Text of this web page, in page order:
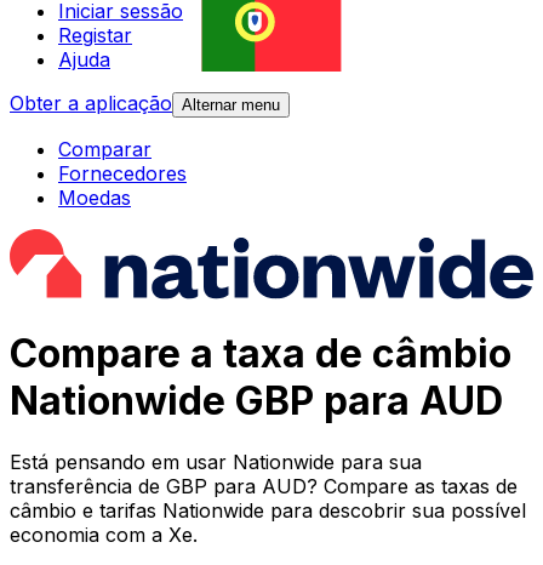
Iniciar sessão
Registar
Ajuda
Obter a aplicação Alternar menu
Comparar
Fornecedores
Moedas
Compare a taxa de câmbio
Nationwide GBP para AUD
Está pensando em usar Nationwide para sua
transferência de GBP para AUD? Compare as taxas de
câmbio e tarifas Nationwide para descobrir sua possível
economia com a Xe.